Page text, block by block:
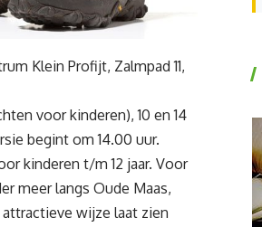
Klein Profijt, Zalmpad 11,
voor kinderen), 10 en 14
begint om 14.00 uur.
kinderen t/m 12 jaar. Voor
meer langs Oude Maas,
attractieve wijze laat zien